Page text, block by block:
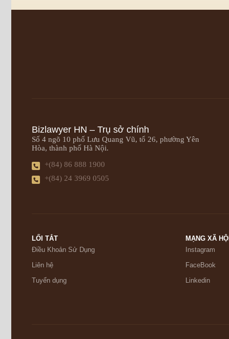
Bizlawyer HN – Trụ sở chính
Số 4 ngõ 10 phố Lưu Quang Vũ, tổ 26, phường Yên
Hòa, thành phố Hà Nội.
+(84) 86 888 1900
+(84) 24 3969 0505
LỐI TẮT
Điều Khoản Sử Dụng
Liên hệ
Tuyển dụng
MẠNG XÃ HỘI
Instagram
FaceBook
Linkedin